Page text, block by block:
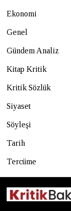
Ekonomi
Genel
Gündem Analiz
Kitap Kritik
Kritik Sözlük
Siyaset
Söyleşi
Tarih
Tercüme